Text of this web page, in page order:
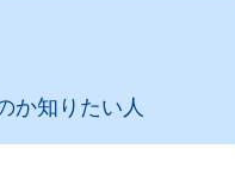
か知りたい人